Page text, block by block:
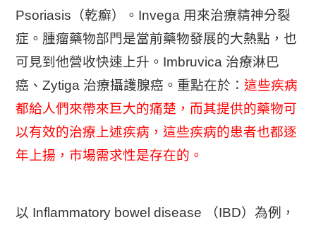
Psoriasis（乾癬）。Invega 用來治療精神分裂
症。腫瘤藥物部門是當前藥物發展的大熱點，也
可見到他營收快速上升。Imbruvica 治療淋巴
癌、Zytiga 治療攝護腺癌。重點在於：這些疾病
都給人們來帶來巨大的痛楚，而其提供的藥物可
以有效的治療上述疾病，這些疾病的患者也都逐
年上揚，市場需求性是存在的。
以 Inflammatory bowel disease （IBD）為例，